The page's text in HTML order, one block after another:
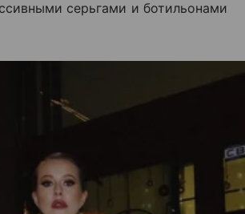
серьгами и ботильонами